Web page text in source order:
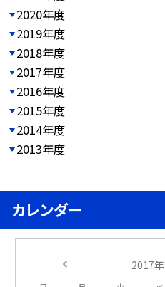
2020年度
2019年度
2018年度
2017年度
2016年度
2015年度
2014年度
2013年度
カレンダー
2017年